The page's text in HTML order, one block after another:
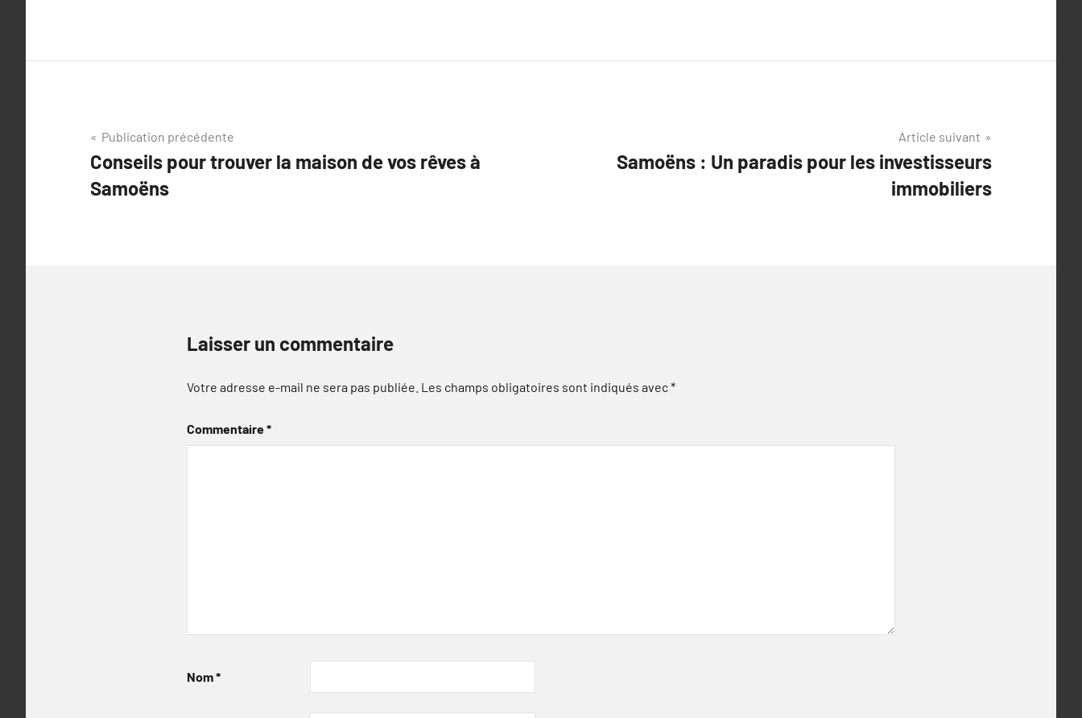
Navigation
de
l’article
Publication précédente
Conseils pour trouver la maison de vos rêves à
Samoëns
Article suivant
Samoëns : Un paradis pour les investisseurs
immobiliers
Laisser un commentaire
Votre adresse e-mail ne sera pas publiée. Les champs obligatoires sont indiqués avec*
Commentaire*
Nom*